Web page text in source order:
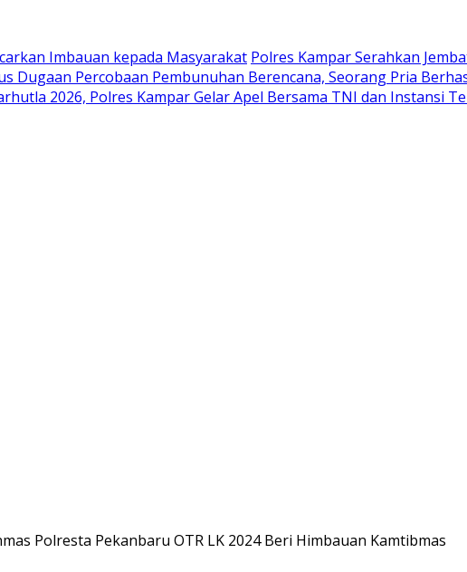
Imbauan kepada Masyarakat Polres Kampar Serahkan
Dugaan Percobaan Pembunuhan Berencana, Seorang Pria
2026, Polres Kampar Gelar Apel Bersama TNI dan Instansi
Polresta Pekanbaru OTR LK 2024 Beri Himbauan Kamtibmas